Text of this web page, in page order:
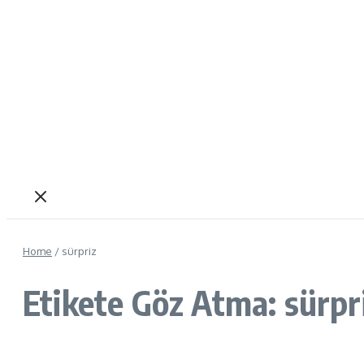
Home / sürpriz
Etikete Göz Atma: